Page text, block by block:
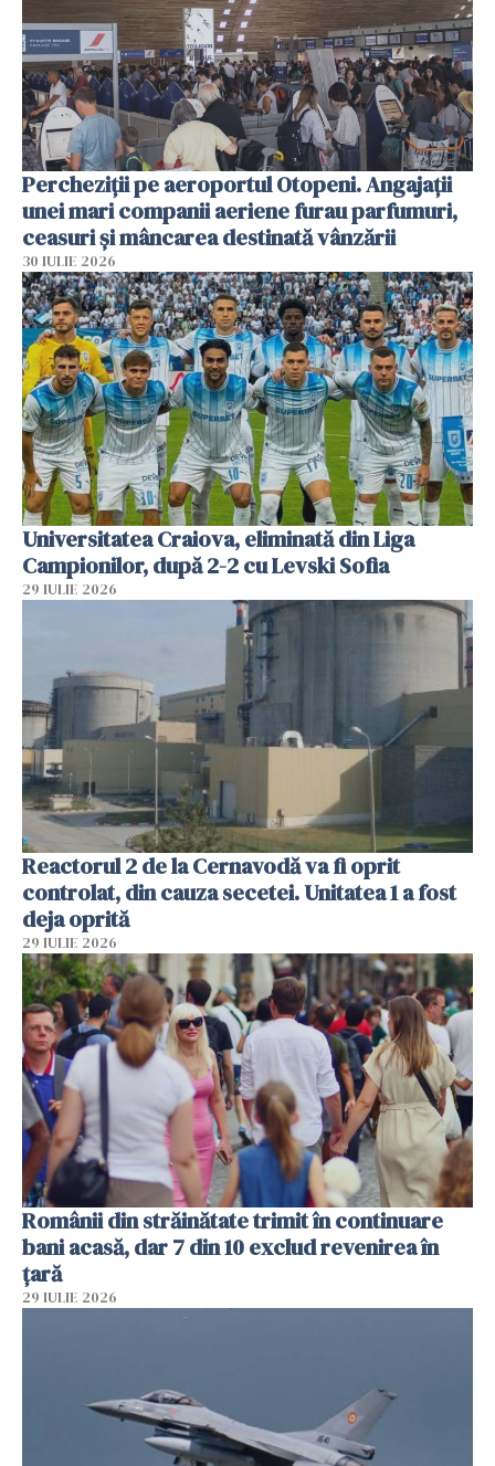
Percheziții pe aeroportul Otopeni. Angajații
unei mari companii aeriene furau parfumuri,
ceasuri și mâncarea destinată vânzării
30 IULIE 2026
Universitatea Craiova, eliminată din Liga
Campionilor, după 2-2 cu Levski Sofia
29 IULIE 2026
Reactorul 2 de la Cernavodă va fi oprit
controlat, din cauza secetei. Unitatea 1 a fost
deja oprită
29 IULIE 2026
Românii din străinătate trimit în continuare
bani acasă, dar 7 din 10 exclud revenirea în
țară
29 IULIE 2026